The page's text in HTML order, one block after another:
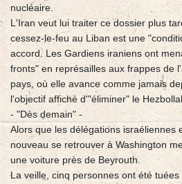
nucléaire.
L'Iran veut lui traiter ce dossier plus
cessez-le-feu au Liban est une
accord. Les Gardiens iraniens ont
fronts" en représailles aux frappes de
pays, où elle avance comme jamais
l'objectif affiché d'"éliminer" le
- "Dès demain" -
Alors que les délégations israéliennes
nouveau se retrouver à Washington
une voiture près de Beyrouth.
La veille, cinq personnes ont été